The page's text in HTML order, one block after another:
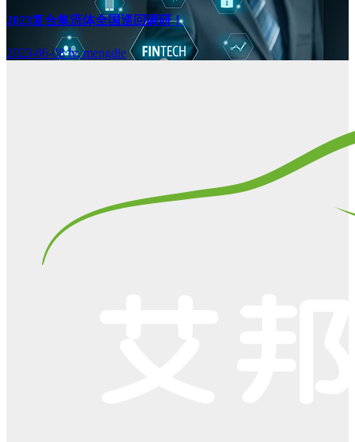
2023复合集流体全国巡回调研！
2023-06-08lv, mengdie